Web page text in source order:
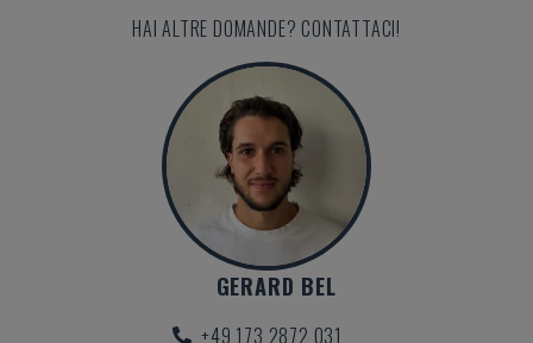
HAI ALTRE DOMANDE? CONTATTACI!
GERARD BEL
+49 173 2872 031